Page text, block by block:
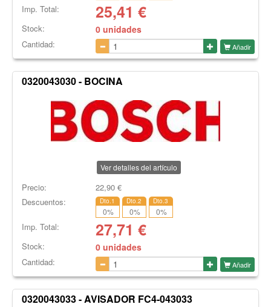
Imp. Total: 25,41 €
Stock: 0 unidades
Cantidad: Añadir
0320043030 - BOCINA
Ver detalles del artículo
Precio: 22,90€
Descuentos:
Dto.1
0%
Dto.2
0%
Dto.3
0%
Imp. Total: 27,71 €
Stock: 0 unidades
Cantidad: Añadir
0320043033 - AVISADOR FC4-043033